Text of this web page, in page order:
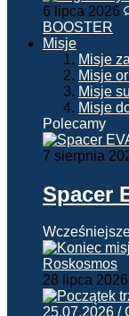
6 lipca 2026
BOOSTER
Misje
Misje
Misje
Misje
Misje
Polecamy
7 sierpnia
Spacer
28 lipca 2026